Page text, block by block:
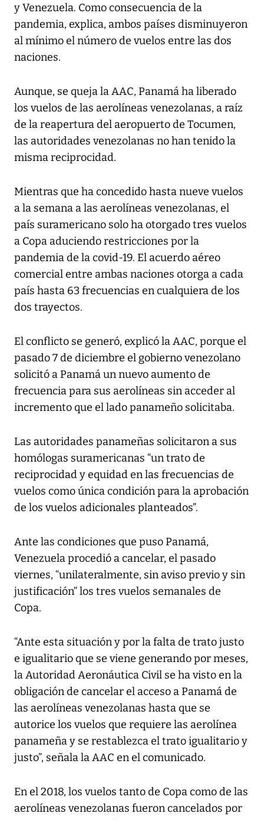
y Venezuela. Como consecuencia de la
pandemia, explica, ambos países disminuyeron
al mínimo el número de vuelos entre las dos
naciones.
Aunque, se queja la AAC, Panamá ha liberado
los vuelos de las aerolíneas venezolanas, a raíz
de la reapertura del aeropuerto de Tocumen,
las autoridades venezolanas no han tenido la
misma reciprocidad.
Mientras que ha concedido hasta nueve vuelos
a la semana a las aerolíneas venezolanas, el
país suramericano solo ha otorgado tres vuelos
a Copa aduciendo restricciones por la
pandemia de la covid-19. El acuerdo aéreo
comercial entre ambas naciones otorga a cada
país hasta 63 frecuencias en cualquiera de los
dos trayectos.
El conflicto se generó, explicó la AAC, porque el
pasado 7 de diciembre el gobierno venezolano
solicitó a Panamá un nuevo aumento de
frecuencia para sus aerolíneas sin acceder al
incremento que el lado panameño solicitaba.
Las autoridades panameñas solicitaron a sus
homólogas suramericanas “un trato de
reciprocidad y equidad en las frecuencias de
vuelos como única condición para la aprobación
de los vuelos adicionales planteados”.
Ante las condiciones que puso Panamá,
Venezuela procedió a cancelar, el pasado
viernes, “unilateralmente, sin aviso previo y sin
justificación” los tres vuelos semanales de
Copa.
“Ante esta situación y por la falta de trato justo
e igualitario que se viene generando por meses,
la Autoridad Aeronáutica Civil se ha visto en la
obligación de cancelar el acceso a Panamá de
las aerolíneas venezolanas hasta que se
autorice los vuelos que requiere las aerolínea
panameña y se restablezca el trato igualitario y
justo”, señala la AAC en el comunicado.
En el 2018, los vuelos tanto de Copa como de las
aerolíneas venezolanas fueron cancelados por